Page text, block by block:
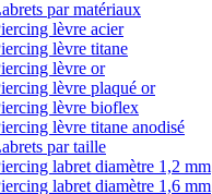
par matériaux
lèvre acier
lèvre titane
lèvre or
lèvre plaqué or
lèvre bioflex
lèvre titane anodisé
par taille
labret diamètre 1,2 mm
labret diamètre 1,6 mm